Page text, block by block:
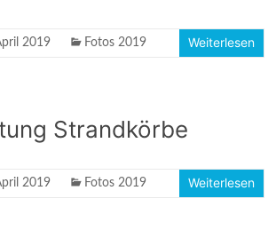
2019 Fotos 2019 Weiterlesen
Strandkörbe
2019 Fotos 2019 Weiterlesen